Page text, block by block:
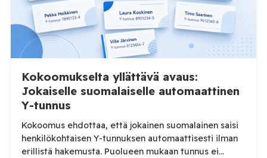
Kokoomukselta yllättävä avaus:
Jokaiselle suomalaiselle automaattinen
Y-tunnus
Kokoomus ehdottaa, että jokainen suomalainen saisi
henkilökohtaisen Y-tunnuksen automaattisesti ilman
erillistä hakemusta. Puolueen mukaan tunnus ei